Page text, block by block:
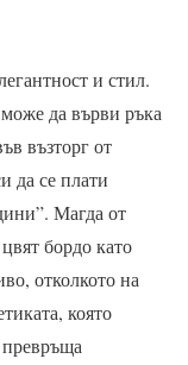
и стил.
да върви ръка
възторг от
да се плати
Магда от
бордо като
отколкото на
която